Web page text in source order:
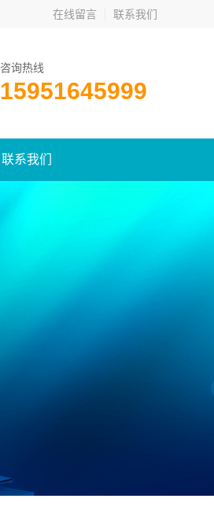
在线留言 联系我们
咨询热线
15951645999
联系我们